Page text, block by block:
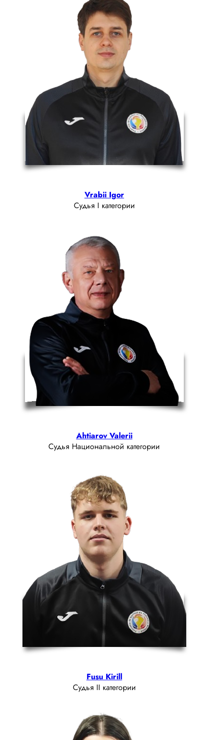
Vrabii Igor
Судья I категории
Ahtiarov Valerii
Судья Национальной категории
Fusu Kirill
Судья II категории